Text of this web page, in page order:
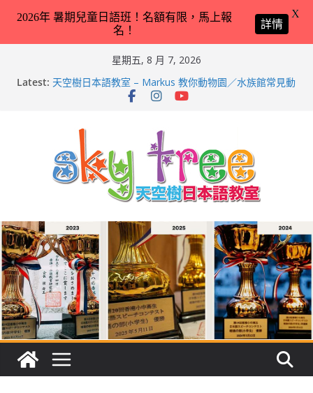
星期五, 8 月 7, 2026
Latest: 天空樹日本語教室 – Markus 教你動物園／水族館常見動
物名稱 – 2026-Feb-9
第21回（2026）香港小中高生日本語スピーチコンテス
ト（日語朗誦比賽）再次獲得優異成績！
2026兒童日語暑期班（適合完全未學過日語 3 － 11 歲
小朋友）！
天空樹日本語教室 – Tyler 教你動物園／水族館常見動物
2026年 暑期兒童日語班！名額有限，馬上報
名！
詳情
X